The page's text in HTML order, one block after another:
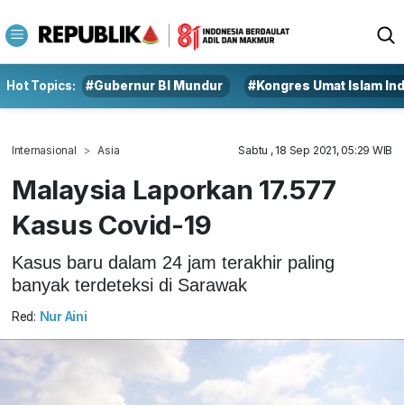
Hot Topics: #Gubernur BI Mundur #Kongres Umat Islam
Internasional Asia Sabtu , 18 Sep 2021, 05:29 WIB
Malaysia Laporkan 17.577
Kasus Covid-19
Kasus baru dalam 24 jam terakhir paling
banyak terdeteksi di Sarawak
Red: Nur Aini